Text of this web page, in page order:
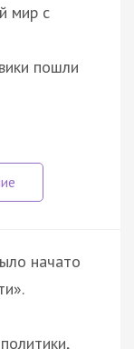
мир с
пошли
начато